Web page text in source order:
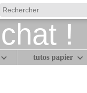
tutos papier